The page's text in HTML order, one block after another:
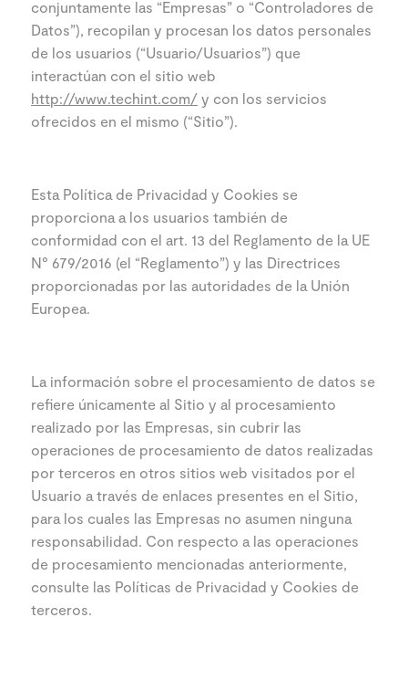
conjuntamente las “Empresas” o “Controladores de
Datos”), recopilan y procesan los datos personales
de los usuarios (“Usuario/Usuarios”) que
interactúan con el sitio web
http://www.techint.com/ y con los servicios
ofrecidos en el mismo (“Sitio”).
Esta Política de Privacidad y Cookies se
proporciona a los usuarios también de
conformidad con el art. 13 del Reglamento de la UE
N° 679/2016 (el “Reglamento”) y las Directrices
proporcionadas por las autoridades de la Unión
Europea.
La información sobre el procesamiento de datos se
refiere únicamente al Sitio y al procesamiento
realizado por las Empresas, sin cubrir las
operaciones de procesamiento de datos realizadas
por terceros en otros sitios web visitados por el
Usuario a través de enlaces presentes en el Sitio,
para los cuales las Empresas no asumen ninguna
responsabilidad. Con respecto a las operaciones
de procesamiento mencionadas anteriormente,
consulte las Políticas de Privacidad y Cookies de
terceros.